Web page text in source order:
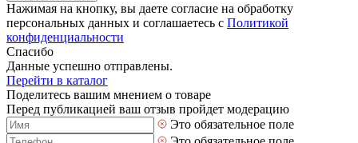
Нажимая на кнопку, вы даете согласие на обработку
персональных данных и соглашаетесь с Политикой
конфиденциальности
Спасибо
Данные успешно отправлены.
Перейти в каталог
Поделитесь вашим мнением о товаре
Перед публикацией ваш отзыв пройдет модерацию
Это обязательное поле